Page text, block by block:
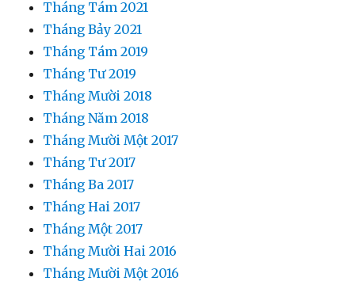
Tháng Tám 2021
Tháng Bảy 2021
Tháng Tám 2019
Tháng Tư 2019
Tháng Mười 2018
Tháng Năm 2018
Tháng Mười Một 2017
Tháng Tư 2017
Tháng Ba 2017
Tháng Hai 2017
Tháng Một 2017
Tháng Mười Hai 2016
Tháng Mười Một 2016